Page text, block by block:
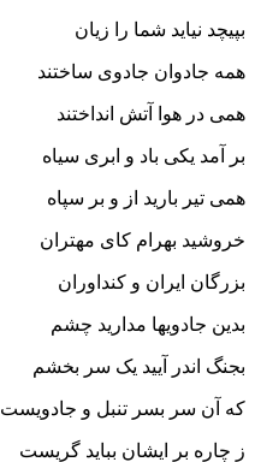
بپیچد نیاید شما را زیان‏
همه جادوان جادوى ساختند
همى در هوا آتش انداختند
بر آمد یکى باد و ابرى سیاه
همى تیر بارید از و بر سپاه‏
خروشید بهرام کاى مهتران
بزرگان ایران و کنداوران‏
بدین جادویها مدارید چشم
بجنگ اندر آیید یک سر بخشم‏
که آن سر بسر تنبل و جادویست
ز چاره بر ایشان بباید گریست‏